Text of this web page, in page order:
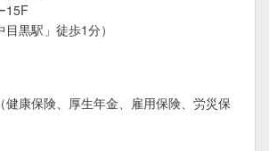
15F
目黒駅」徒歩1分）
健康保険、厚生年金、雇用保険、労災保